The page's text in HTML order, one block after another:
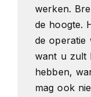
werken.
de hoogte.
de operatie
want u zult
hebben,
mag ook